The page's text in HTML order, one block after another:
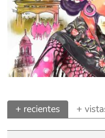
+ recientes +